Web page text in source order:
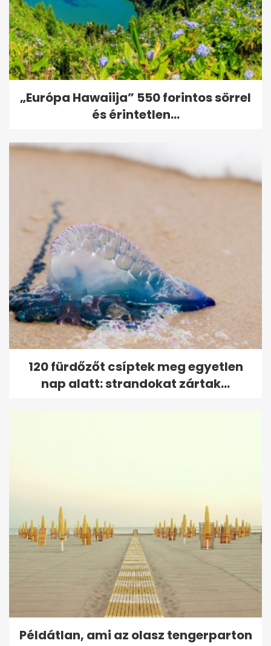
„Európa Hawaiija” 550 forintos sörrel
és érintetlen...
120 fürdőzőt csíptek meg egyetlen
nap alatt: strandokat zártak...
Példátlan, ami az olasz tengerparton